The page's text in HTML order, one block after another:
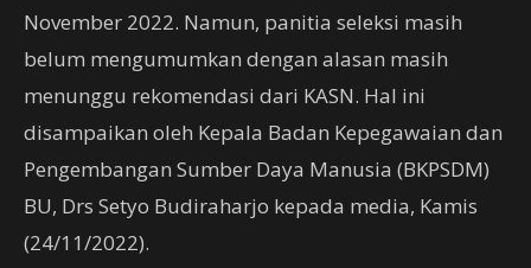
November 2022. Namun, panitia seleksi masih
belum mengumumkan dengan alasan masih
menunggu rekomendasi dari KASN. Hal ini
disampaikan oleh Kepala Badan Kepegawaian dan
Pengembangan Sumber Daya Manusia (BKPSDM)
BU, Drs Setyo Budiraharjo kepada media, Kamis
(24/11/2022).